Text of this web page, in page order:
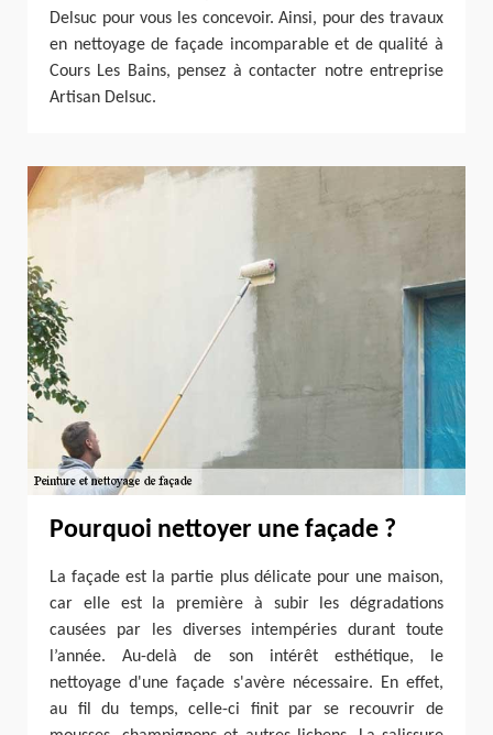
Delsuc pour vous les concevoir. Ainsi, pour des travaux
en nettoyage de façade incomparable et de qualité à
Cours Les Bains, pensez à contacter notre entreprise
Artisan Delsuc.
Pourquoi nettoyer une façade ?
La façade est la partie plus délicate pour une maison,
car elle est la première à subir les dégradations
causées par les diverses intempéries durant toute
l’année. Au-delà de son intérêt esthétique, le
nettoyage d'une façade s'avère nécessaire. En effet,
au fil du temps, celle-ci finit par se recouvrir de